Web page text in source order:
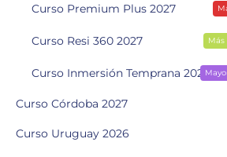
Curso Premium Plus 2027
Curso Resi 360 2027
Curso Inmersión Temprana 2028
Curso Córdoba 2027
Curso Uruguay 2026